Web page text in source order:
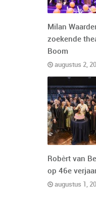
Milan
zoekende
Boom
augustus 2,
Robèrt van
op 46e
augustus 1,